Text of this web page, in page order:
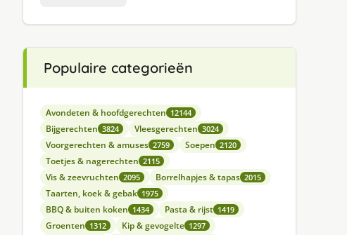
Populaire categorieën
Avondeten & hoofdgerechten 12144
Bijgerechten 3824 Vleesgerechten 3024
Voorgerechten & amuses 2759 Soepen 2120
Toetjes & nagerechten 2115
Vis & zeevruchten 2095 Borrelhapjes & tapas 2015
Taarten, koek & gebak 1975
BBQ & buiten koken 1434 Pasta & rijst 1419
Groenten 1312 Kip & gevogelte 1297